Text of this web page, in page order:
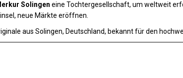
Solingen eine Tochtergesellschaft, um weltweit
neue Märkte eröffnen.
aus Solingen, Deutschland, bekannt für den